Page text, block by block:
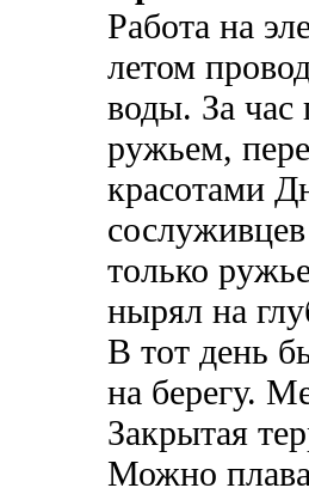
Работа на
летом
воды. За час
ружьем,
красотами
только
нырял на
В тот день
на берегу.
Закрытая
Можно